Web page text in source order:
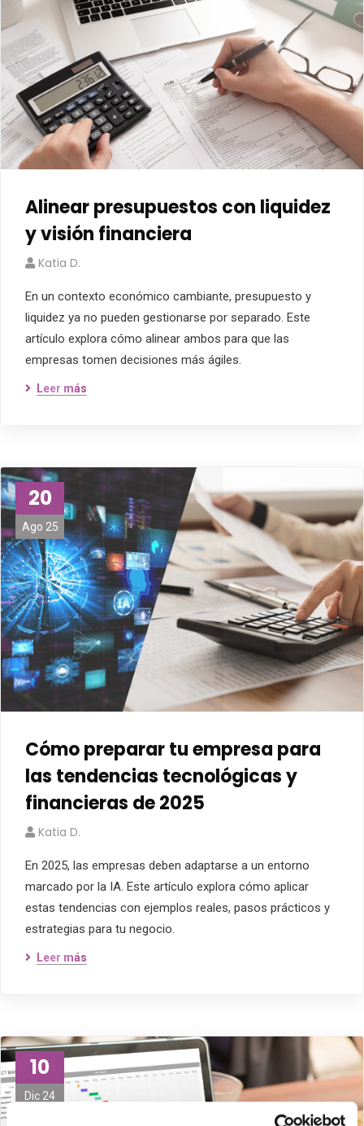
Alinear presupuestos con liquidez
y visión financiera
Katia D.
En un contexto económico cambiante, presupuesto y
liquidez ya no pueden gestionarse por separado. Este
artículo explora cómo alinear ambos para que las
empresas tomen decisiones más ágiles.
Leer más
20
Ago 25
Cómo preparar tu empresa para
las tendencias tecnológicas y
financieras de 2025
Katia D.
En 2025, las empresas deben adaptarse a un entorno
marcado por la IA. Este artículo explora cómo aplicar
estas tendencias con ejemplos reales, pasos prácticos y
estrategias para tu negocio.
Leer más
10
Dic 24